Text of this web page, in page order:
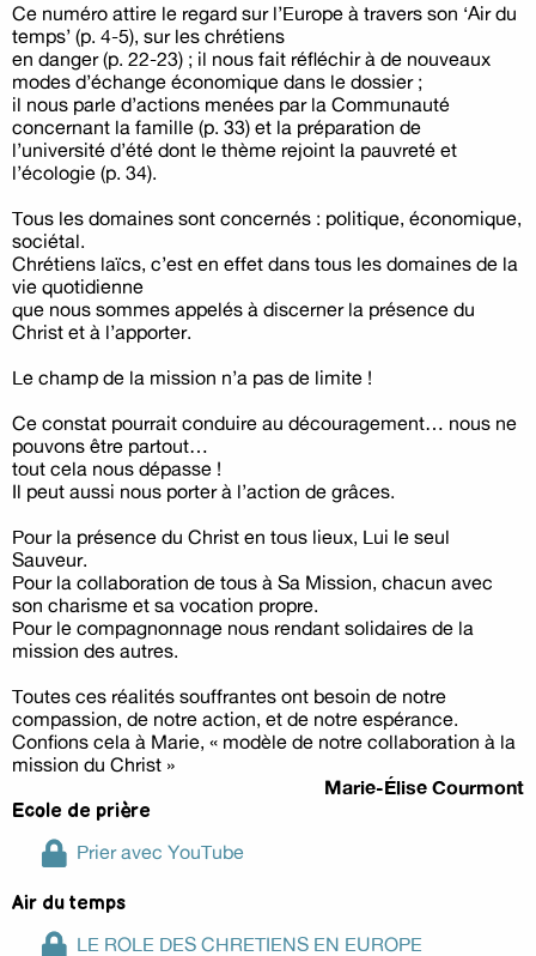
Ce numéro attire le regard sur l’Europe à travers son ‘Air du
temps’ (p. 4-5), sur les chrétiens
en danger (p. 22-23) ; il nous fait réfléchir à de nouveaux
modes d’échange économique dans le dossier ;
il nous parle d’actions menées par la Communauté
concernant la famille (p. 33) et la préparation de
l’université d’été dont le thème rejoint la pauvreté et
l’écologie (p. 34).
Tous les domaines sont concernés : politique, économique,
sociétal.
Chrétiens laïcs, c’est en effet dans tous les domaines de la
vie quotidienne
que nous sommes appelés à discerner la présence du
Christ et à l’apporter.
Le champ de la mission n’a pas de limite !
Ce constat pourrait conduire au découragement… nous ne
pouvons être partout…
tout cela nous dépasse !
Il peut aussi nous porter à l’action de grâces.
Pour la présence du Christ en tous lieux, Lui le seul
Sauveur.
Pour la collaboration de tous à Sa Mission, chacun avec
son charisme et sa vocation propre.
Pour le compagnonnage nous rendant solidaires de la
mission des autres.
Toutes ces réalités souffrantes ont besoin de notre
compassion, de notre action, et de notre espérance.
Confions cela à Marie, « modèle de notre collaboration à la
mission du Christ »
Marie-Élise Courmont
Ecole de prière
Prier avec YouTube
Air du temps
LE ROLE DES CHRETIENS EN EUROPE